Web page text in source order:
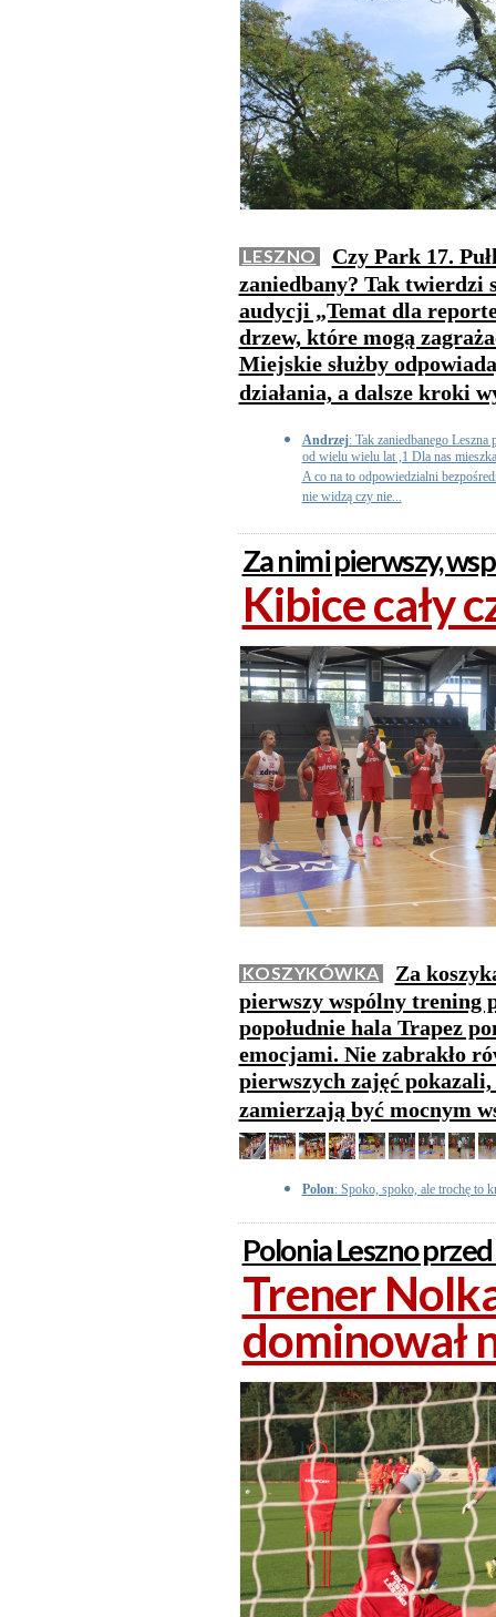
LESZNO
Czy Park 17.
zaniedbany? Tak twierdzi
audycji „Temat dla
drzew, które mogą
Miejskie służby
działania, a dalsze kroki
Andrzej: Tak zaniedbanego Leszna
od wielu wielu lat ,1 Dla nas
A co na to odpowiedzialni
nie widzą czy nie...
Za nimi pierwszy,
Kibice cały
KOSZYKÓWKA
Za
pierwszy wspólny trening
popołudnie hala Trapez
emocjami. Nie zabrakło
pierwszych zajęć
zamierzają być mocnym
Polon: Spoko, spoko, ale trochę to
Polonia Leszno
Trener
dominował